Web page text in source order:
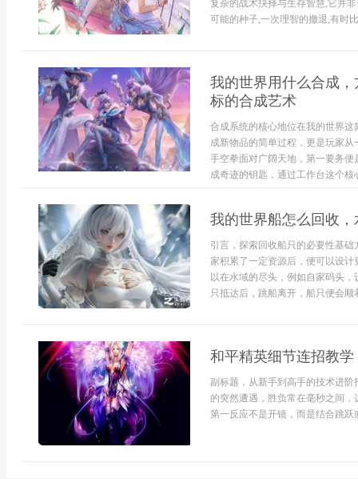
复杂的战术抉择与生存智慧,它并
可能的种子,一次理智的撤退,有时
我的世界用什么合成
标的合成艺术
合成系统的核心地位在我的世界
成新物品的简单过程，更是玩家
手空拳面对广阔天地，第一要务
成奇迹的钥匙，通过工作台这个核
我的世界船怎么回收
引言，探索回收船只的必要性基
家积累了一定资源后，便可以设
以在水域的尽头，例如自家码头
只抵达后，跳船离开，船只便会
和平精英细节连招教
副标题，从新手到高手的技术进
的突然遭遇，胜负常在毫秒之间
第一反应不是开镜，而是结合跳